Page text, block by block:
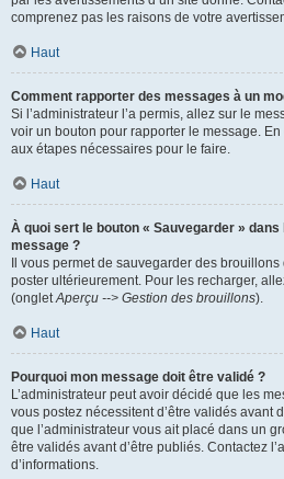
comprenez pas les raisons de votre
Haut
Comment rapporter des messages à un
Si l’administrateur l’a permis, allez sur le
voir un bouton pour rapporter le message.
aux étapes nécessaires pour le faire.
Haut
À quoi sert le bouton « Sauvegarder »
message ?
Il vous permet de sauvegarder des
poster ultérieurement. Pour les recharger,
(ongletAperçu --> Gestion des brouillons).
Haut
Pourquoi mon message doit être validé ?
L’administrateur peut avoir décidé que les
vous postez nécessitent d’être validés avant
que l’administrateur vous ait placé dans un
être validés avant d’être publiés. Contactez
d’informations.